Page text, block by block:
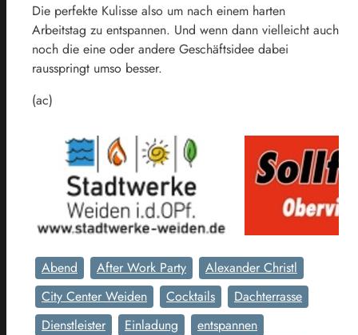
Die perfekte Kulisse also um nach einem harten
Arbeitstag zu entspannen. Und wenn dann vielleicht auch
noch die eine oder andere Geschäftsidee dabei
rausspringt umso besser.
(ac)
Abend After Work Party
Alexander Christl
City Center Weiden
Cocktails
Dachterrasse
Dienstleister
Einladung
entspannen